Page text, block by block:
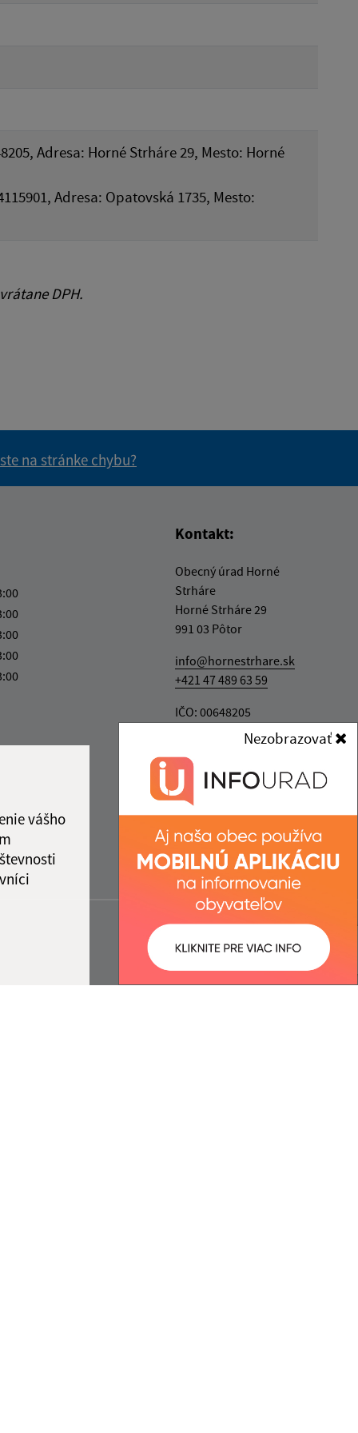
vášho
Nezobrazovať
Adresa: Horné Strháre 29, Mesto: Horné
Adresa: Opatovská 1735, Mesto:
DPH.
na stránke chybu?
Kontakt:
Obecný úrad Horné
Strháre
Horné Strháre 29
991 03 Pôtor
info@hornestrhare.sk
+421 47 489 63 59
IČO: 00648205